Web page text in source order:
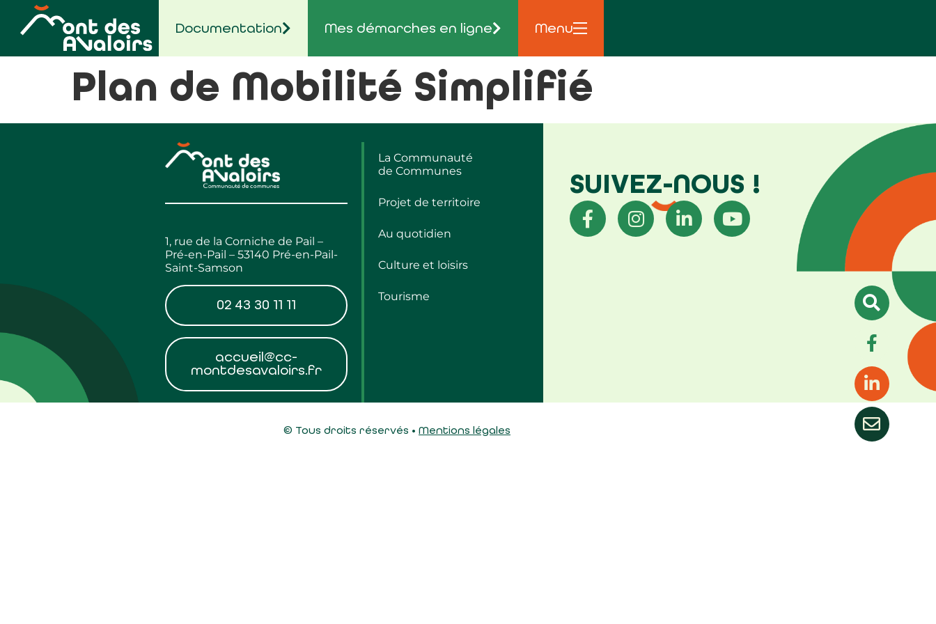
principal
Documentation Mes démarches en ligne Menu
Plan de Mobilité Simplifié
1, rue de la Corniche de Pail –
Pré-en-Pail – 53140 Pré-en-Pail-
Saint-Samson
02 43 30 11 11
accueil@cc-
montdesavaloirs.fr
La Communauté
de Communes
Projet de territoire
Au quotidien
Culture et loisirs
Tourisme
SUIVEZ-NOUS !
© Tous droits réservés • Mentions légales